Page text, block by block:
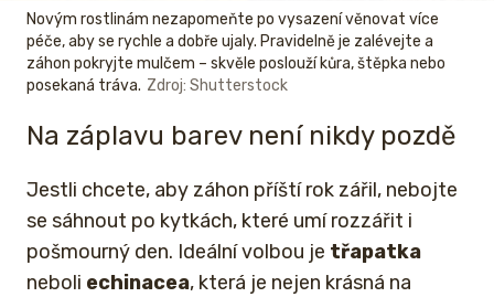
Novým rostlinám nezapomeňte po vysazení věnovat více
péče, aby se rychle a dobře ujaly. Pravidelně je zalévejte a
záhon pokryjte mulčem – skvěle poslouží kůra, štěpka nebo
posekaná tráva. Zdroj: Shutterstock
Na záplavu barev není nikdy pozdě
Jestli chcete, aby záhon příští rok zářil, nebojte
se sáhnout po kytkách, které umí rozzářit i
pošmourný den. Ideální volbou je třapatka
neboli echinacea, která je nejen krásná na